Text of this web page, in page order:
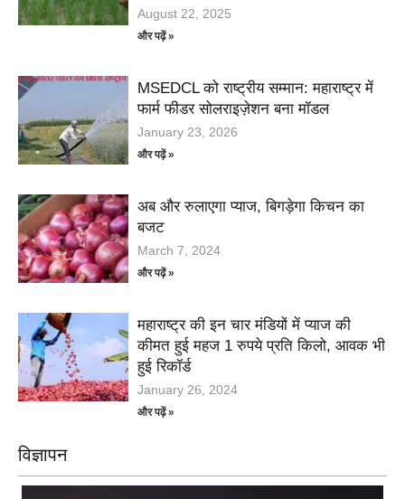
August 22, 2025
और पढ़ें »
MSEDCL को राष्ट्रीय सम्मान: महाराष्ट्र में
फार्म फीडर सोलराइज़ेशन बना मॉडल
January 23, 2026
और पढ़ें »
अब और रुलाएगा प्याज, बिगड़ेगा किचन का
बजट
March 7, 2024
और पढ़ें »
महाराष्ट्र की इन चार मंडियों में प्याज की
कीमत हुई महज 1 रुपये प्रति किलो, आवक भी
हुई रिकॉर्ड
January 26, 2024
और पढ़ें »
विज्ञापन